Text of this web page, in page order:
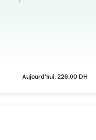
Aujourd'hui: 226.00 DH